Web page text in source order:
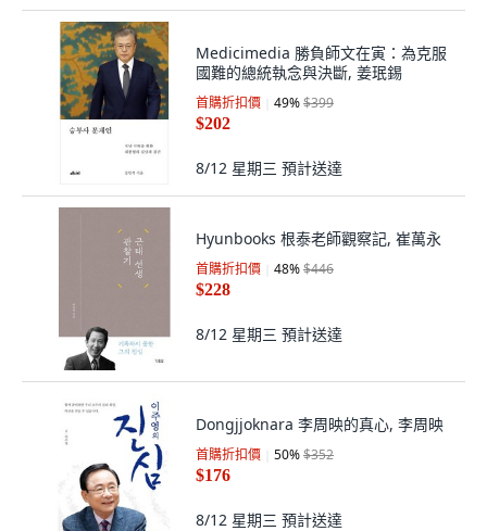
Medicimedia 勝負師文在寅：為克服
國難的總統執念與決斷, 姜珉錫
首購折扣價 49%$399
$202
8/12 星期三 預計送達
Hyunbooks 根泰老師觀察記, 崔萬永
首購折扣價 48%$446
$228
8/12 星期三 預計送達
Dongjjoknara 李周映的真心, 李周映
首購折扣價 50%$352
$176
8/12 星期三 預計送達